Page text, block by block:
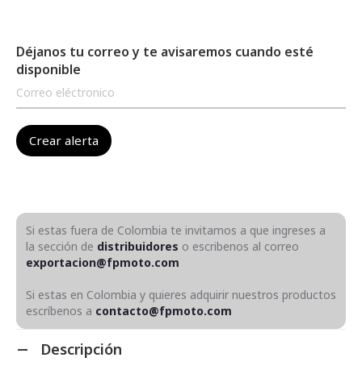
Déjanos tu correo y te avisaremos cuando esté
disponible
Si estas fuera de Colombia te invitamos a que ingreses a
la sección de distribuidores o escribenos al correo
exportacion@fpmoto.com
Si estas en Colombia y quieres adquirir nuestros productos
escríbenos a contacto@fpmoto.com
Descripción